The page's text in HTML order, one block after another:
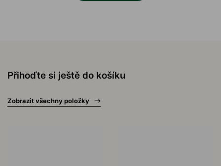
Přihoďte si ještě do košíku
Zobrazit všechny položky